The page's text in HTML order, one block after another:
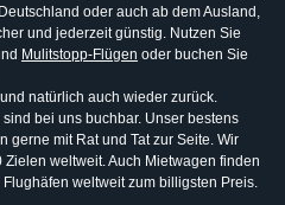
oder auch ab dem Ausland,
und jederzeit günstig. Nutzen Sie
Mulitstopp-Flügen oder buchen Sie
natürlich auch wieder zurück.
bei uns buchbar. Unser bestens
gerne mit Rat und Tat zur Seite. Wir
weltweit. Auch Mietwagen finden
weltweit zum billigsten Preis.